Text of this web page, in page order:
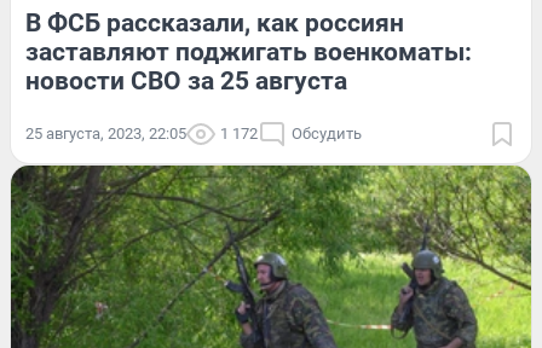
В ФСБ рассказали, как россиян
заставляют поджигать военкоматы:
новости СВО за 25 августа
25 августа, 2023, 22:05 1 172 Обсудить